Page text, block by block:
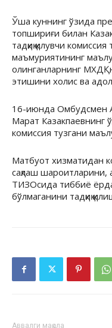
Ўша куннинг ўзида
топшириғи билан
тадқиқ қилувчи
маъмуриятининг
олинганларнинг
этишини холис ва
16-июнда Омбудсмен
Марат Казакпаевнинг
комиссия тузгани
Матбуот хизматидан
сақлаш
ТИЗОсида тиббиё
бўлмаганини тадқиқ
Аввалги мақола